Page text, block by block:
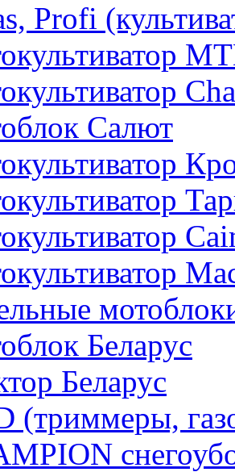
Profi
Салют
Беларус
Беларус
(триммеры,